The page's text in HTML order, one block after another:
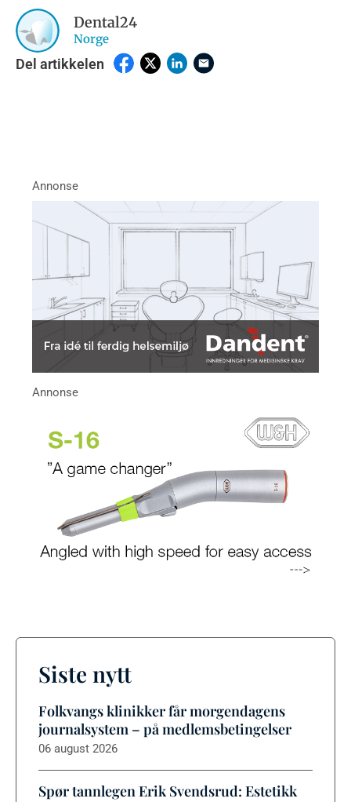
Dental24
Norge
Del artikkelen
Siste nytt
Folkvangs klinikker får morgendagens
journalsystem – på medlemsbetingelser
06 august 2026
Spør tannlegen Erik Svendsrud: Estetikk